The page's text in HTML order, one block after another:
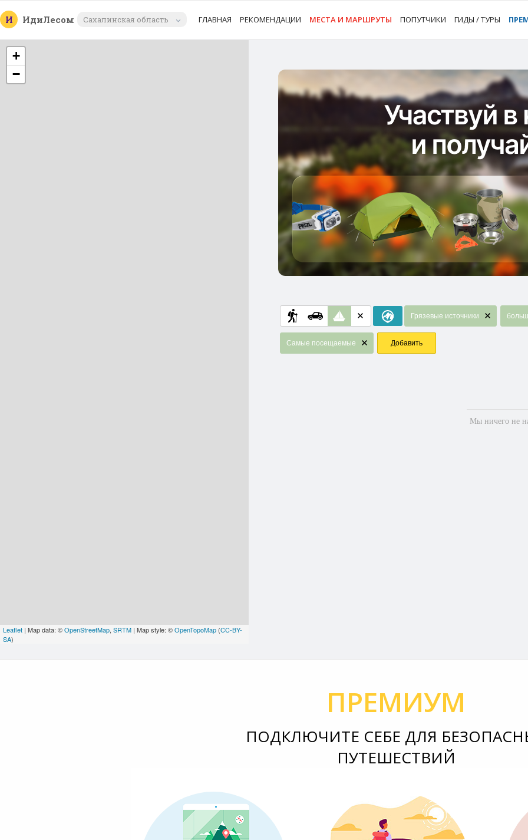
И ИдиЛесом Сахалинская область ГЛАВНАЯ РЕКОМЕНДАЦИИ МЕСТА И МАРШРУТЫ ПОПУТЧИКИ ГИДЫ / ТУРЫ
+
−
Leaflet | Map data: ©OpenStreetMap, SRTM | Map style: ©OpenTopoMap (CC-BY-
SA)
Грязевые источники
Самые посещаемые Добавить
Мы ничего не
ПРЕМИУМ
ПОДКЛЮЧИТЕ СЕБЕ ДЛЯ
ПУТЕШЕСТВИЙ